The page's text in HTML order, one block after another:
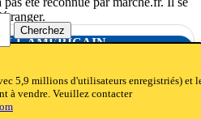
Cherchez
5,9 millions d'utilisateurs enregistriés) et
à vendre. Veuillez contacter
AMERICAIN